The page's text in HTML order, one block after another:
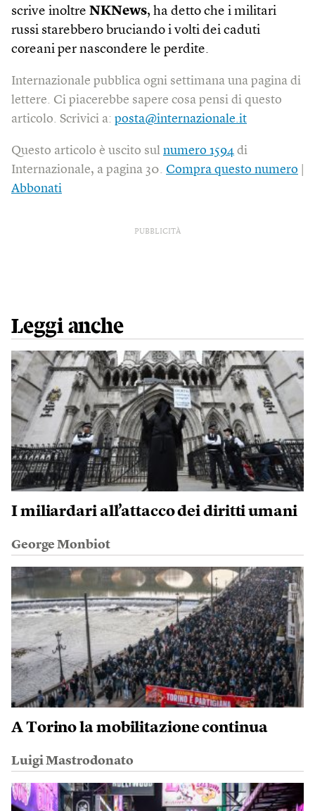
scrive inoltre NKNews, ha detto che i militari
russi starebbero bruciando i volti dei caduti
coreani per nascondere le perdite.
Internazionale pubblica ogni settimana una pagina di
lettere. Ci piacerebbe sapere cosa pensi di questo
articolo. Scrivici a: posta@internazionale.it
Questo articolo è uscito sul numero 1594 di
Internazionale, a pagina 30. Compra questo numero
Abbonati
PUBBLICITÀ
Leggi anche
I miliardari all’attacco dei diritti umani
George Monbiot
A Torino la mobilitazione continua
Luigi Mastrodonato